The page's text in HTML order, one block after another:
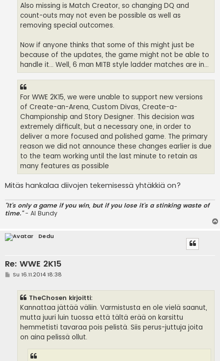
Also missing is Match Creator, so changing DQ and
count-outs may not even be possible as well as
removing special outcomes.
Now if anyone thinks that some of this might just be
because of the updates, the game might not be able to
handle it... Well, 6 man MITB style ladder matches are in...
For WWE 2K15, we were unable to support new versions
of Create-an-Arena, Custom Divas, Create-a-
Championship and Story Designer. This decision was
extremely difficult, but a necessary one, in order to
deliver a more focused and polished game. The primary
reason we did not announce these changes earlier is due
to the team working until the last minute to retain as
many features as possible
Mitäs hankalaa diivojen tekemisessä yhtäkkiä on?
"It's only a game if you win, but if you lose it's a stinking waste of
time."- Al Bundy
Dedu
Re: WWE 2K15
VSu 16.11.2014 18:38
TheChosen kirjoitti:
Kannattaa jättää väliin. Varmistusta en ole vielä saanut,
mutta juuri luin tuossa että tältä erää on karsittu
hemmetisti tavaraa pois pelistä. Siis perus-juttuja joita
on aina pelissä ollut.